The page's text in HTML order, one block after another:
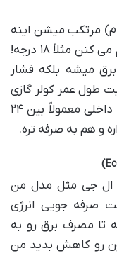
مرتکب میشن اینه
که کولر رو روی دمای خیلی پایین تنظیم می کنن مثلاً ۱۸ درجه!
میشه بلکه فشار
طول عمر کولر گازی
رو کم می کنه دمای مناسب برای محیط داخلی معمولاً بین ۲۴
ال جی مثل مدل من
صرفه جویی انرژی
مصرف برق رو به
رو کاهش بدید من